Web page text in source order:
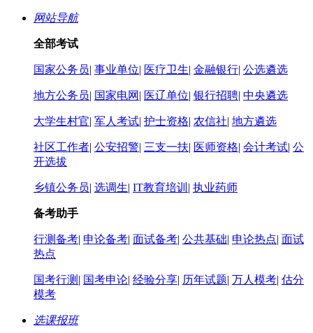
网站导航
全部考试
国家公务员| 事业单位| 医疗卫生| 金融银行| 公选遴选
地方公务员| 国家电网 | 医辽单位| 银行招聘| 中央遴选
大学生村官| 军人考试| 护士资格| 农信社| 地方遴选
社区工作者| 公安招警| 三支一扶| 医师资格| 会计考试| 公
开选拔
乡镇公务员| 选调生| IT教育培训 | 执业药师
备考助手
行测备考| 申论备考| 面试备考| 公共基础| 申论热点| 面试
热点
国考行测 | 国考申论| 经验分享| 历年试题| 万人模考| 估分
模考
选课报班